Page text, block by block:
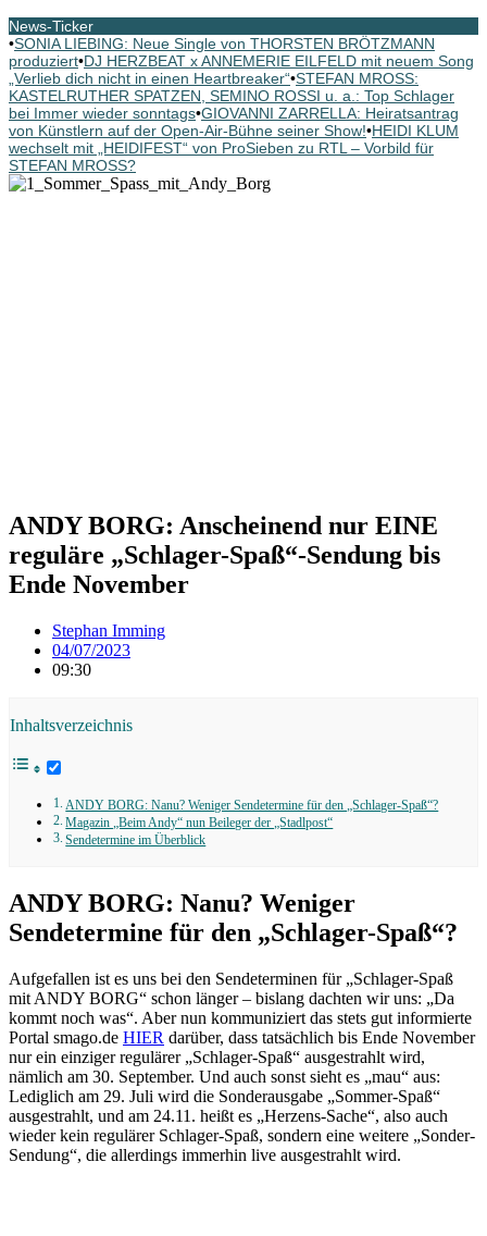
News-Ticker
•SONIA LIEBING: Neue Single von THORSTEN BRÖTZMANN
produziert•DJ HERZBEAT x ANNEMERIE EILFELD mit neuem Song
„Verlieb dich nicht in einen Heartbreaker“•STEFAN MROSS:
KASTELRUTHER SPATZEN, SEMINO ROSSI u. a.: Top Schlager
bei Immer wieder sonntags•GIOVANNI ZARRELLA: Heiratsantrag
von Künstlern auf der Open-Air-Bühne seiner Show!•HEIDI KLUM
wechselt mit „HEIDIFEST“ von ProSieben zu RTL – Vorbild für
STEFAN MROSS?
ANDY BORG: Anscheinend nur EINE
reguläre „Schlager-Spaß“-Sendung bis
Ende November
Stephan Imming
04/07/2023
09:30
Inhaltsverzeichnis
ANDY BORG: Nanu? Weniger Sendetermine für den „Schlager-Spaß“?
Magazin „Beim Andy“ nun Beileger der „Stadlpost“
Sendetermine im Überblick
ANDY BORG: Nanu? Weniger
Sendetermine für den „Schlager-Spaß“?
Aufgefallen ist es uns bei den Sendeterminen für „Schlager-Spaß
mit ANDY BORG“ schon länger – bislang dachten wir uns: „Da
kommt noch was“. Aber nun kommuniziert das stets gut informierte
Portal smago.de HIER darüber, dass tatsächlich bis Ende November
nur ein einziger regulärer „Schlager-Spaß“ ausgestrahlt wird,
nämlich am 30. September. Und auch sonst sieht es „mau“ aus:
Lediglich am 29. Juli wird die Sonderausgabe „Sommer-Spaß“
ausgestrahlt, und am 24.11. heißt es „Herzens-Sache“, also auch
wieder kein regulärer Schlager-Spaß, sondern eine weitere „Sonder-
Sendung“, die allerdings immerhin live ausgestrahlt wird.